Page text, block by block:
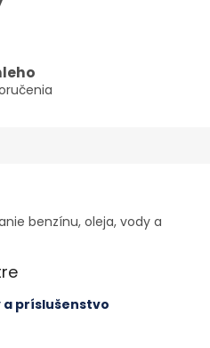
benzínu, oleja, vody a
príslušenstvo